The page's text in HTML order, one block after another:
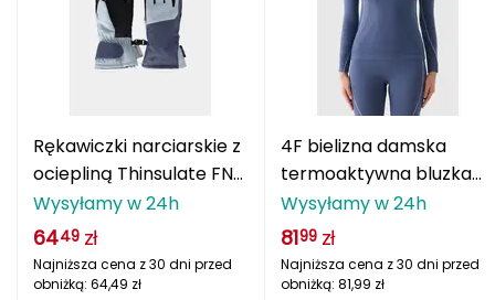
Nikwax Waterproofing
Northfinder
ODLO
Rękawiczki narciarskie z
ociepliną Thinsulate FNK
U189 niebieskie
Wysyłamy w 24h
6449 zł
Najniższa cena z 30 dni przed
obniżką: 64,49 zł
4F bielizna damska
termoaktywna bluzka
4FWAW25USEAF203
niebieska
Wysyłamy w 24h
8199 zł
Najniższa cena z 30 dni przed
obniżką: 81,99 zł